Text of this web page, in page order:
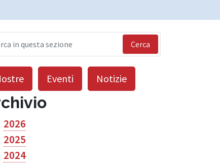
Cerca
Eventi Notizie
2026
2025
2024